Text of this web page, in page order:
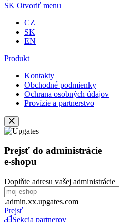
SK Otvoriť menu
CZ
SK
EN
Produkt
Kontakty
Obchodné podmienky
Ochrana osobných údajov
Provízie a partnerstvo
Prejsť do administrácie
e-shopu
Doplňte adresu vašej administrácie
.admin.xx.upgates.com
Prejsť
Sekcia partnerov